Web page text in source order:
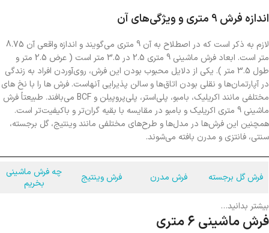
اندازه فرش 9 متری و ویژگی‌های آن
لازم به ذکر است که در اصطلاح به آن 9 متری می‌گویند و اندازه واقعی آن 8.75
متر است. ابعاد فرش ماشینی 9 متری 2.5 در 3.5 متر است ( عرض 2.5 متر و
طول 3.5 متر ). یکی از دلایل محبوب بودن این فرش، روی‌آوردن افراد به زندگی
در آپارتمان‌ها و نقلی بودن اتاق‌ها و سالن پذیرایی آنهاست. فرش ها را با نخ های
مختلفی مانند اکریلیک، بامبو، پلی‌استر، پلی‌پروپیلن و BCF می‌بافند. طبیعتاً فرش
ماشینی 9 متری اکریلیک و بامبو در مقایسه با بقیه گران‌تر و باکیفیت‌تر است.
همچنین این فرش‌ها در مدل‌ها و طرح‌های مختلفی مانند وینتیج، گل برجسته،
سنتی، فانتزی و مدرن بافته می‌شوند.
فرش گل برجسته فرش مدرن فرش وینتیج
چه فرش ماشینی
بخریم
بیشتر بدانید…
فرش ماشینی 6 متری